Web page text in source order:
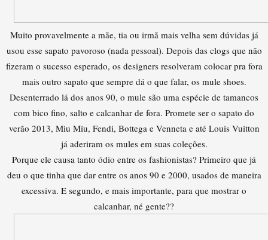
Muito provavelmente a mãe, tia ou irmã mais velha sem dúvidas já
usou esse sapato pavoroso (nada pessoal). Depois das clogs que não
fizeram o sucesso esperado, os designers resolveram colocar pra fora
mais outro sapato que sempre dá o que falar, os mule shoes.
Desenterrado lá dos anos 90, o mule são uma espécie de tamancos
com bico fino, salto e calcanhar de fora. Promete ser o sapato do
verão 2013, Miu Miu, Fendi, Bottega e Venneta e até Louis Vuitton
já aderiram os mules em suas coleções.
Porque ele causa tanto ódio entre os fashionistas? Primeiro que já
deu o que tinha que dar entre os anos 90 e 2000, usados de maneira
excessiva. E segundo, e mais importante, para que mostrar o
calcanhar, né gente??